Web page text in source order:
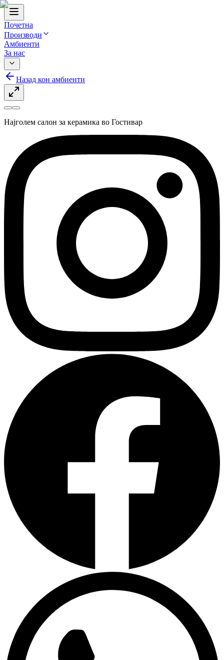
Почетна
Производи
Амбиенти
За нас
Назад кон амбиенти
Најголем салон за керамика во Гостивар